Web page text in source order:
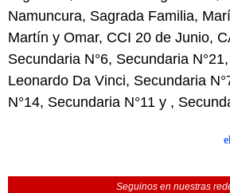
Namuncura, Sagrada Familia,
Martín y Omar, CCI 20 de Junio,
Secundaria N°6, Secundaria
Leonardo Da Vinci, Secundaria
N°14, Secundaria N°11 y ,
Seguinos en nuestras